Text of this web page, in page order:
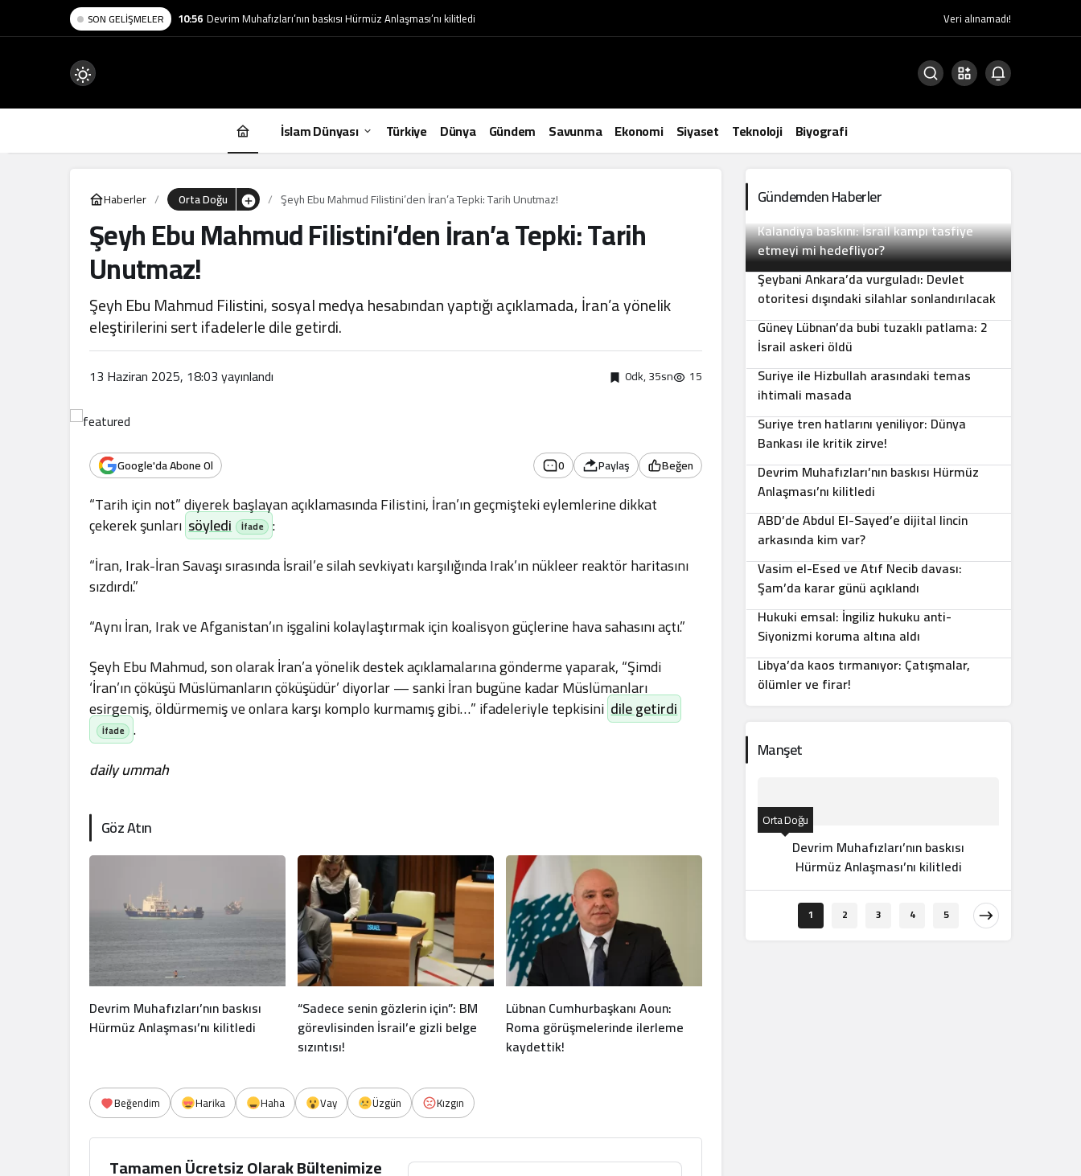
SON GELIŞMELER 10:56 Devrim Muhafızları’nın baskısı Hürmüz Anlaşması’nı kilitledi Veri alınamadı!
Mod
değiştir
İslam Dünyası Türkiye Dünya Gündem Savunma Ekonomi Siyaset Teknoloji Biyografi
Haberler Orta Doğu Şeyh Ebu Mahmud Filistini’den İran’a Tepki: Tarih Unutmaz!
Şeyh Ebu Mahmud Filistini’den İran’a Tepki: Tarih
Unutmaz!
Şeyh Ebu Mahmud Filistini, sosyal medya hesabından yaptığı açıklamada, İran’a yönelik
eleştirilerini sert ifadelerle dile getirdi.
13 Haziran 2025, 18:03yayınlandı 0dk, 35sn 15
Google'da Abone Ol 0 Paylaş Beğen
“Tarih için not” diyerek başlayan açıklamasında Filistini, İran’ın geçmişteki eylemlerine dikkat
çekerek şunları söyledi
:
“İran, Irak-İran Savaşı sırasında İsrail’e silah sevkiyatı karşılığında Irak’ın nükleer reaktör haritasını
sızdırdı.”
“Aynı İran, Irak ve Afganistan’ın işgalini kolaylaştırmak için koalisyon güçlerine hava sahasını açtı.”
Şeyh Ebu Mahmud, son olarak İran’a yönelik destek açıklamalarına gönderme yaparak, “Şimdi
‘İran’ın çöküşü Müslümanların çöküşüdür’ diyorlar — sanki İran bugüne kadar Müslümanları
esirgemiş, öldürmemiş ve onlara karşı komplo kurmamış gibi…” ifadeleriyle tepkisini dile getirdi
.
daily ummah
Göz Atın
Devrim Muhafızları’nın baskısı
Hürmüz Anlaşması’nı kilitledi
“Sadece senin gözlerin için”: BM
görevlisinden İsrail’e gizli belge
sızıntısı!
Lübnan Cumhurbaşkanı Aoun:
Roma görüşmelerinde ilerleme
kaydettik!
Beğendim Harika Haha Vay Üzgün Kızgın
Tamamen Ücretsiz Olarak Bültenimize
Gündemden Haberler
Kalandiya baskını: İsrail kampı tasfiye
etmeyi mi hedefliyor?
2
Şeybani Ankara’da vurguladı: Devlet
otoritesi dışındaki silahlar sonlandırılacak
3
Güney Lübnan’da bubi tuzaklı patlama: 2
İsrail askeri öldü
4
Suriye ile Hizbullah arasındaki temas
ihtimali masada
5
Suriye tren hatlarını yeniliyor: Dünya
Bankası ile kritik zirve!
6
Devrim Muhafızları’nın baskısı Hürmüz
Anlaşması’nı kilitledi
7
ABD’de Abdul El-Sayed’e dijital lincin
arkasında kim var?
8
Vasim el-Esed ve Atıf Necib davası:
Şam’da karar günü açıklandı
9
Hukuki emsal: İngiliz hukuku anti-
Siyonizmi koruma altına aldı
10
Libya’da kaos tırmanıyor: Çatışmalar,
ölümler ve firar!
Manşet
Orta Doğu
Devrim Muhafızları’nın baskısı
Hürmüz Anlaşması’nı kilitledi
1 2 3 4 5